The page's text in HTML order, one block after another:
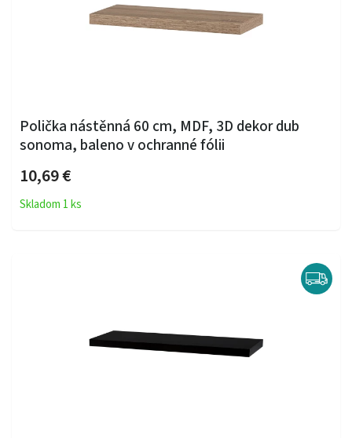
Polička nástěnná 60 cm, MDF, 3D dekor dub
sonoma, baleno v ochranné fólii
10,69 €
Skladom 1 ks